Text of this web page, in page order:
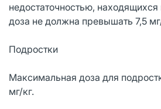
недостаточностью,
доза не должна превышать 7,5
Подростки
Максимальная доза для
мг/кг.